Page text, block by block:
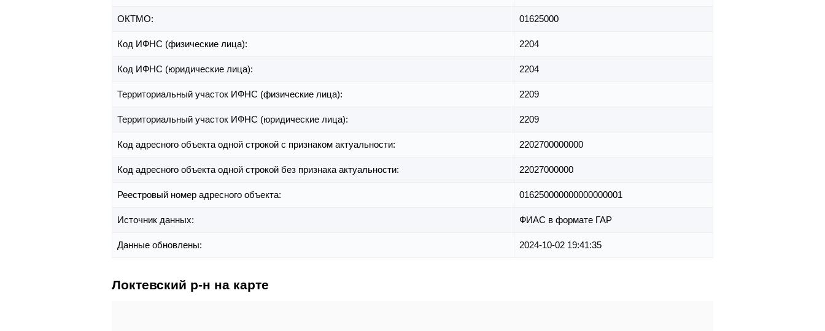
ОКТМО: 01625000
Код ИФНС (физические лица): 2204
Код ИФНС (юридические лица): 2204
Территориальный участок ИФНС (физические лица): 2209
Территориальный участок ИФНС (юридические лица): 2209
Код адресного объекта одной строкой с признаком актуальности: 2202700000000
Код адресного объекта одной строкой без признака актуальности: 22027000000
Реестровый номер адресного объекта: 016250000000000000001
Источник данных: ФИАС в формате ГАР
Данные обновлены: 2024-10-02 19:41:35
Локтевский р-н на карте